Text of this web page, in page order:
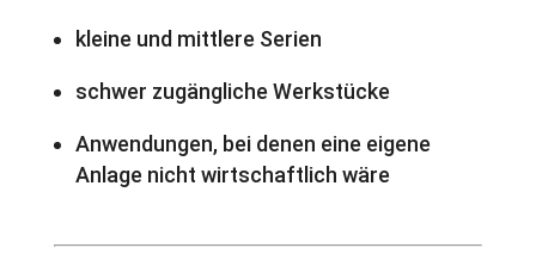
kleine und mittlere Serien
schwer zugängliche Werkstücke
Anwendungen, bei denen eine eigene
Anlage nicht wirtschaftlich wäre